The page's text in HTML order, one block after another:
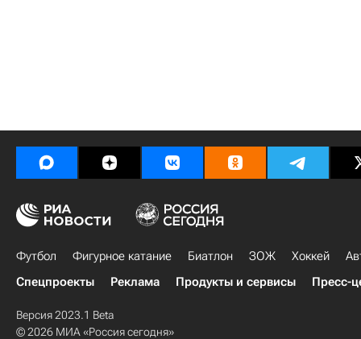
Футбол Фигурное катание Биатлон ЗОЖ Хоккей
Спецпроекты
Реклама Продукты и сервисы Пресс-
Версия 2023.1 Beta
© 2026 МИА «Россия сегодня»